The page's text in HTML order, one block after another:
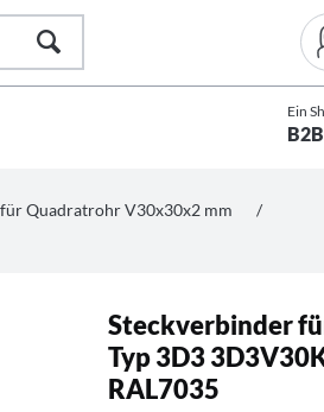
Ein
für Quadratrohr V30x30x2 mm
/
Steckverbinder
Typ 3D3
RAL7035